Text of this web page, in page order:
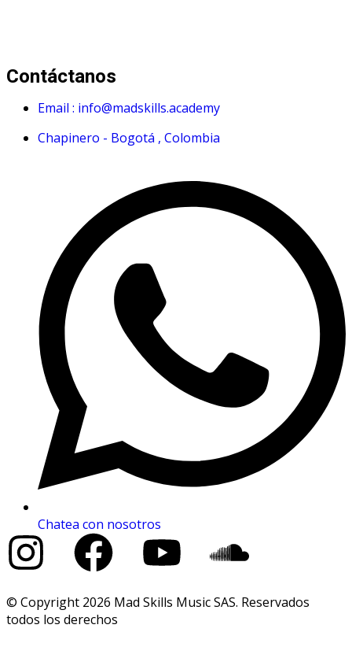
Contáctanos
Email : info@madskills.academy
Chapinero - Bogotá , Colombia
Chatea con nosotros
© Copyright 2026 Mad Skills Music SAS. Reservados
todos los derechos